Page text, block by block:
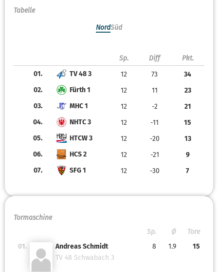
Tabelle
NordSüd
Sp. Diff
Pkt.
01.
TV 48 3 12 73
34
02.
Fürth 1 12 11
23
03.
MHC 1 12 -2
21
04.
NHTC 3 12 -11
15
05.
HTCW 3 12 -20
13
06.
HCS 2 12 -21
9
07.
SFG 1 12 -30 7
Tormaschine
Sp.
Ø
Tore
01.
Andreas Schmidt
TV 48 Schwabach 3
8 1.9 15